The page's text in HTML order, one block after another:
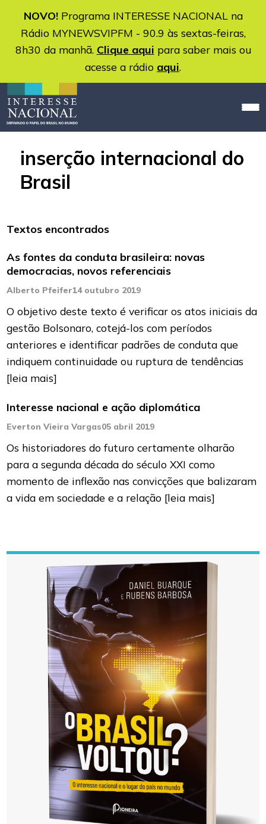
NOVO!Programa INTERESSE NACIONAL na
Rádio MYNEWSVIPFM - 90.9 às sextas-feiras,
8h30 da manhã. Clique aqui para saber mais ou
acesse a rádio aqui.
inserção internacional do
Brasil
Textos encontrados
As fontes da conduta brasileira: novas
democracias, novos referenciais
Alberto Pfeifer14 outubro 2019
O objetivo deste texto é verificar os atos iniciais da
gestão Bolsonaro, cotejá-los com períodos
anteriores e identificar padrões de conduta que
indiquem continuidade ou ruptura de tendências
[leia mais]
Interesse nacional e ação diplomática
Everton Vieira Vargas05 abril 2019
Os historiadores do futuro certamente olharão
para a segunda década do século XXI como
momento de inflexão nas convicções que balizaram
a vida em sociedade e a relação [leia mais]